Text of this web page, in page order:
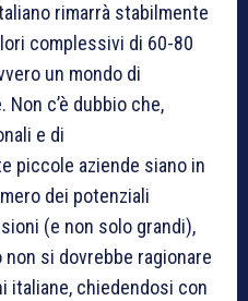
rimarrà stabilmente
complessivi di 60-80
un mondo di
c’è dubbio che,
e di
piccole aziende siano in
dei potenziali
(e non solo grandi),
si dovrebbe ragionare
italiane, chiedendosi con